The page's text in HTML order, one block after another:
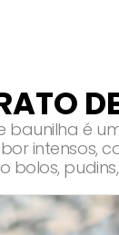
baunilha é
intensos,
bolos,